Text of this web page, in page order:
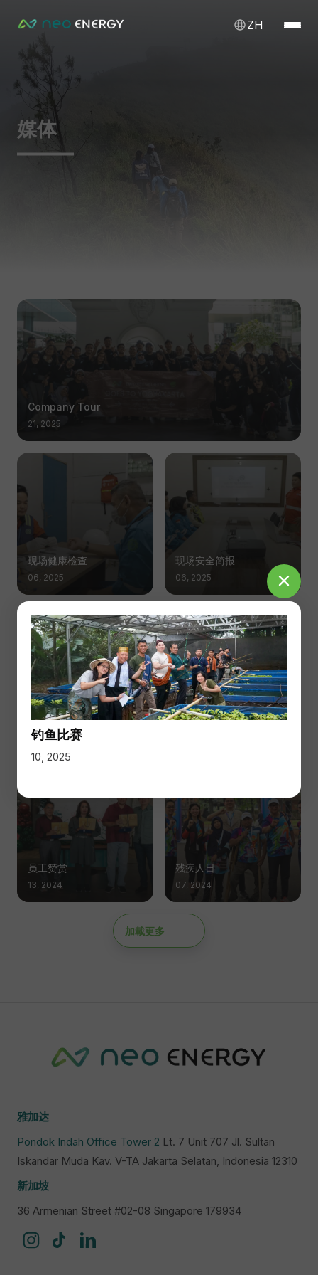
ZH
媒体
Company Tour
21, 2025
现场健康检查
06, 2025
现场安全简报
06, 2025
钓鱼比赛
10, 2025
开斋饭
员工赞赏
13, 2024
残疾人日
07, 2024
加載更多
钓鱼比赛
10, 2025
雅加达
Pondok Indah Office Tower 2 Lt. 7 Unit 707 Jl. Sultan
Iskandar Muda Kav. V-TA Jakarta Selatan, Indonesia 12310
新加坡
36 Armenian Street #02-08 Singapore 179934